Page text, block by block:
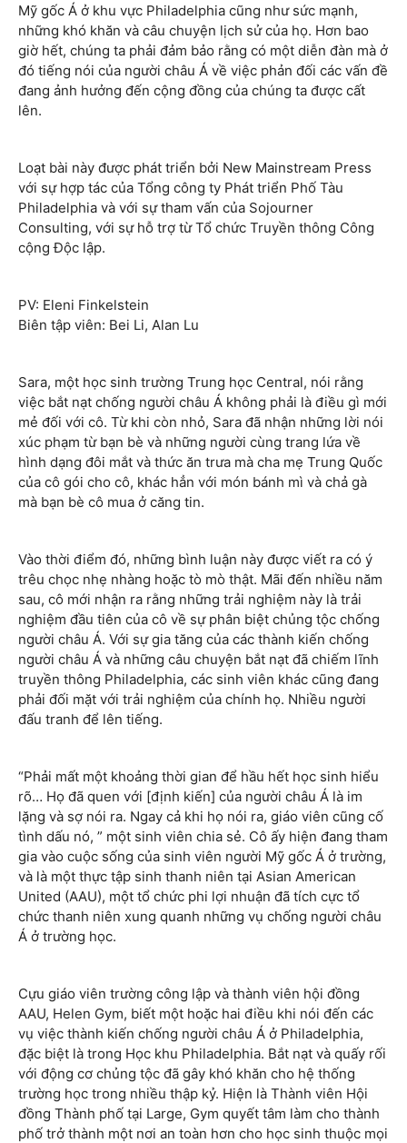
Mỹ gốc Á ở khu vực Philadelphia cũng như sức mạnh,
những khó khăn và câu chuyện lịch sử của họ. Hơn bao
giờ hết, chúng ta phải đảm bảo rằng có một diễn đàn mà ở
đó tiếng nói của người châu Á về việc phản đối các vấn đề
đang ảnh hưởng đến cộng đồng của chúng ta được cất
lên.
Loạt bài này được phát triển bởi New Mainstream Press
với sự hợp tác của Tổng công ty Phát triển Phố Tàu
Philadelphia và với sự tham vấn của Sojourner
Consulting, với sự hỗ trợ từ Tổ chức Truyền thông Công
cộng Độc lập.
PV: Eleni Finkelstein
Biên tập viên: Bei Li, Alan Lu
Sara, một học sinh trường Trung học Central, nói rằng
việc bắt nạt chống người châu Á không phải là điều gì mới
mẻ đối với cô. Từ khi còn nhỏ, Sara đã nhận những lời nói
xúc phạm từ bạn bè và những người cùng trang lứa về
hình dạng đôi mắt và thức ăn trưa mà cha mẹ Trung Quốc
của cô gói cho cô, khác hẳn với món bánh mì và chả gà
mà bạn bè cô mua ở căng tin.
Vào thời điểm đó, những bình luận này được viết ra có ý
trêu chọc nhẹ nhàng hoặc tò mò thật. Mãi đến nhiều năm
sau, cô mới nhận ra rằng những trải nghiệm này là trải
nghiệm đầu tiên của cô về sự phân biệt chủng tộc chống
người châu Á. Với sự gia tăng của các thành kiến chống
người châu Á và những câu chuyện bắt nạt đã chiếm lĩnh
truyền thông Philadelphia, các sinh viên khác cũng đang
phải đối mặt với trải nghiệm của chính họ. Nhiều người
đấu tranh để lên tiếng.
“Phải mất một khoảng thời gian để hầu hết học sinh hiểu
rõ… Họ đã quen với [định kiến] của người châu Á là im
lặng và sợ nói ra. Ngay cả khi họ nói ra, giáo viên cũng cố
tình dấu nó, ” một sinh viên chia sẻ. Cô ấy hiện đang tham
gia vào cuộc sống của sinh viên người Mỹ gốc Á ở trường,
và là một thực tập sinh thanh niên tại Asian American
United (AAU), một tổ chức phi lợi nhuận đã tích cực tổ
chức thanh niên xung quanh những vụ chống người châu
Á ở trường học.
Cựu giáo viên trường công lập và thành viên hội đồng
AAU, Helen Gym, biết một hoặc hai điều khi nói đến các
vụ việc thành kiến chống người châu Á ở Philadelphia,
đặc biệt là trong Học khu Philadelphia. Bắt nạt và quấy rối
với động cơ chủng tộc đã gây khó khăn cho hệ thống
trường học trong nhiều thập kỷ. Hiện là Thành viên Hội
đồng Thành phố tại Large, Gym quyết tâm làm cho thành
phố trở thành một nơi an toàn hơn cho học sinh thuộc mọi